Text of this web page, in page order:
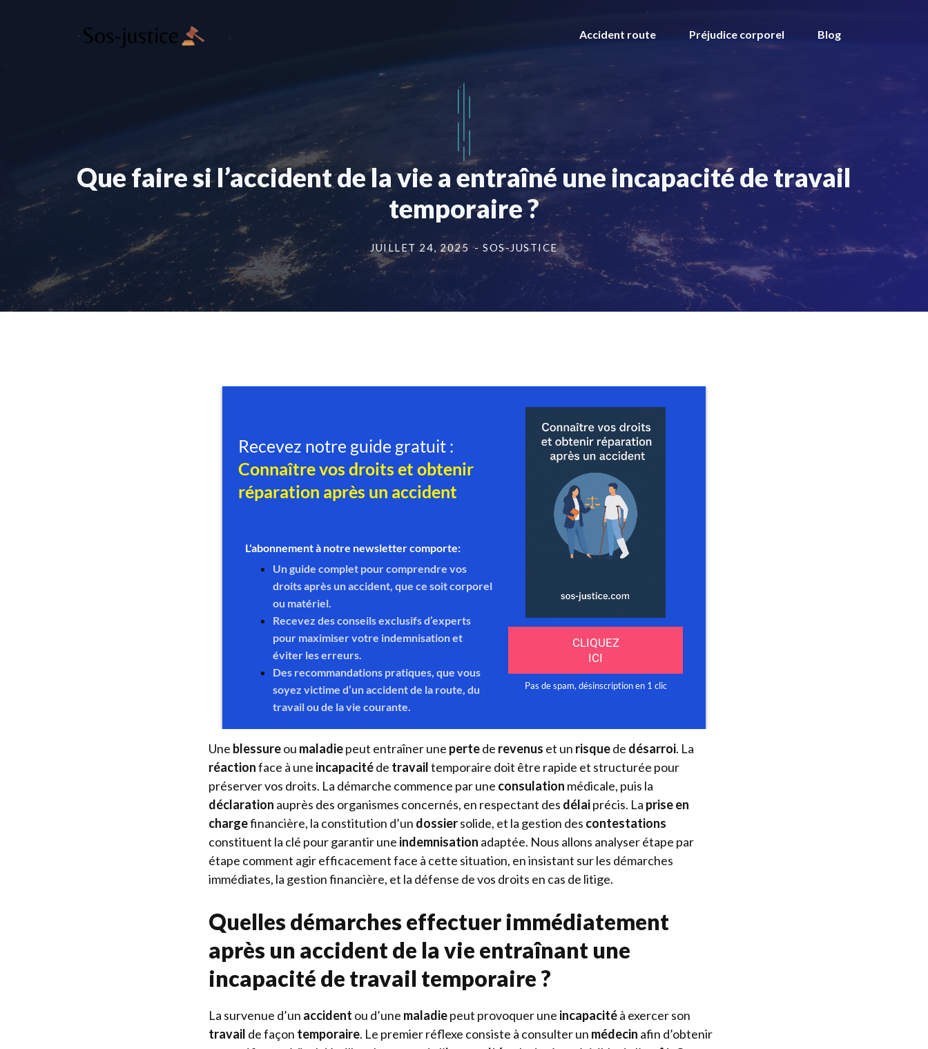
Accident route Préjudice corporel Blog
Que faire si l’accident de la vie a entraîné une incapacité de travail
temporaire ?
JUILLET 24, 2025 - SOS-JUSTICE
Une blessureou maladiepeut entraîner une pertede revenus et un risquede désarroi. La
réactionface à une incapacitéde travailtemporaire doit être rapide et structurée pour
préserver vos droits. La démarche commence par une consulation médicale, puis la
déclaration auprès des organismes concernés, en respectant des délaiprécis. La prise en
chargefinancière, la constitution d’un dossiersolide, et la gestion des contestations
constituent la clé pour garantir une indemnisation adaptée. Nous allons analyser étape par
étape comment agir efficacement face à cette situation, en insistant sur les démarches
immédiates, la gestion financière, et la défense de vos droits en cas de litige.
Quelles démarches effectuer immédiatement
après un accident de la vie entraînant une
incapacité de travail temporaire ?
La survenue d’un accident ou d’une maladiepeut provoquer une incapacitéà exercer son
travail de façon temporaire. Le premier réflexe consiste à consulter un médecin afin d’obtenir